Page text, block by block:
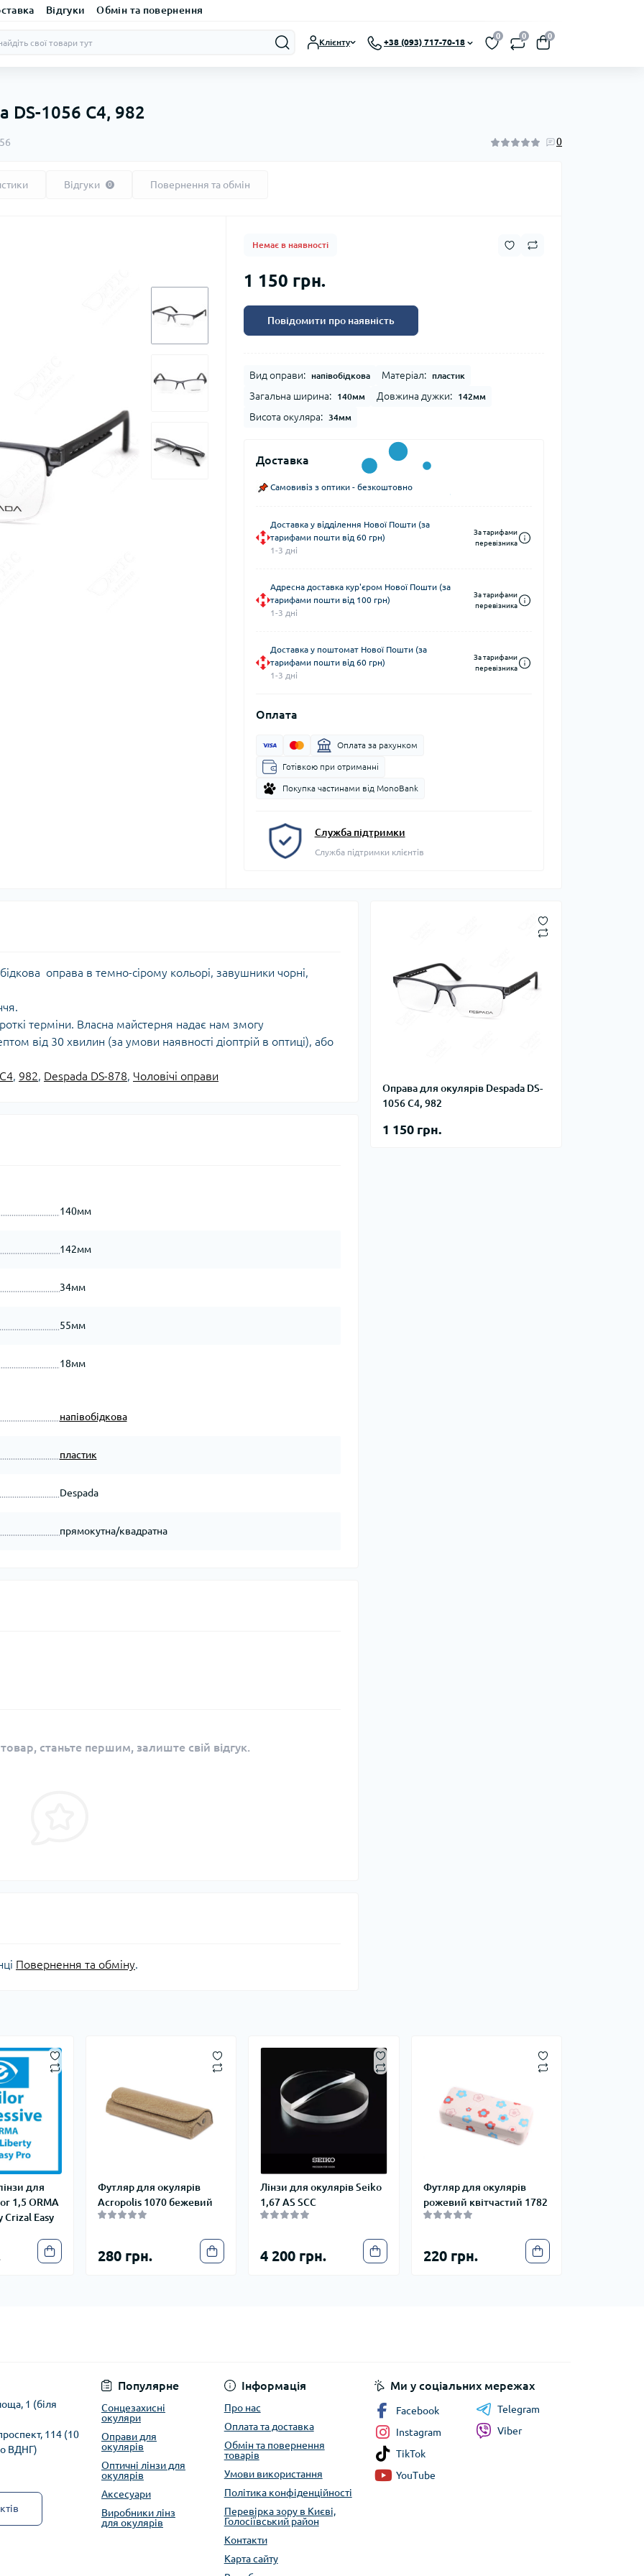
Відгуки Обмін та повернення
Клієнту +38 (093) 717-70-18
0 0 0
DS-1056 C4, 982
0
Відгуки 0 Повернення та обмін
Немає в наявності
1 150 грн.
Повідомити про наявність
Вид оправи: напівобідкова Матеріал: пластик
Загальна ширина: 140мм Довжина дужки: 142мм
Висота окуляра: 34мм
Доставка
Самовивіз з оптики - безкоштовно
Доставка у відділення Нової Пошти (за
тарифами пошти від 60 грн)
1-3 дні
За тарифами
перевізника
Адресна доставка кур'єром Нової Пошти (за
тарифами пошти від 100 грн)
1-3 дні
За тарифами
перевізника
Доставка у поштомат Нової Пошти (за
тарифами пошти від 60 грн)
1-3 дні
За тарифами
перевізника
Оплата
Оплата за рахунком
Готівкою при отриманні
Покупка частинами від MonoBank
Служба підтримки
Служба підтримки клієнтів
Оправа для окулярів Despada DS-
1056 C4, 982
1 150 грн.
оправа в темно-сірому кольорі, завушники чорні,
терміни. Власна майстерня надає нам змогу
від 30 хвилин (за умови наявності діоптрій в оптиці), або
, 982, Despada DS-878, Чоловічі оправи
140мм
142мм
34мм
55мм
18мм
напівобідкова
пластик
Despada
прямокутна/квадратна
станьте першим, залиште свій відгук.
Повернення та обміну.
для
1,5 ORMA
Easy
Футляр для окулярів
Acropolis 1070 бежевий
280 грн.
Лінзи для окулярів Seiko
1,67 AS SCC
4 200 грн.
Футляр для окулярів
рожевий квітчастий 1782
220 грн.
1 (біля
114 (10
ВДНГ)
Популярне
Сонцезахисні
окуляри
Оправи для
окулярів
Оптичні лінзи для
окулярів
Аксесуари
Виробники лінз
для окулярів
Інформація
Про нас
Оплата та доставка
Обмін та повернення
товарів
Умови використання
Політика конфіденційності
Перевірка зору в Києві,
Голосіївський район
Контакти
Карта сайту
Ми у соціальних мережах
Facebook
Instagram
TikTok
YouTube
Telegram
Viber